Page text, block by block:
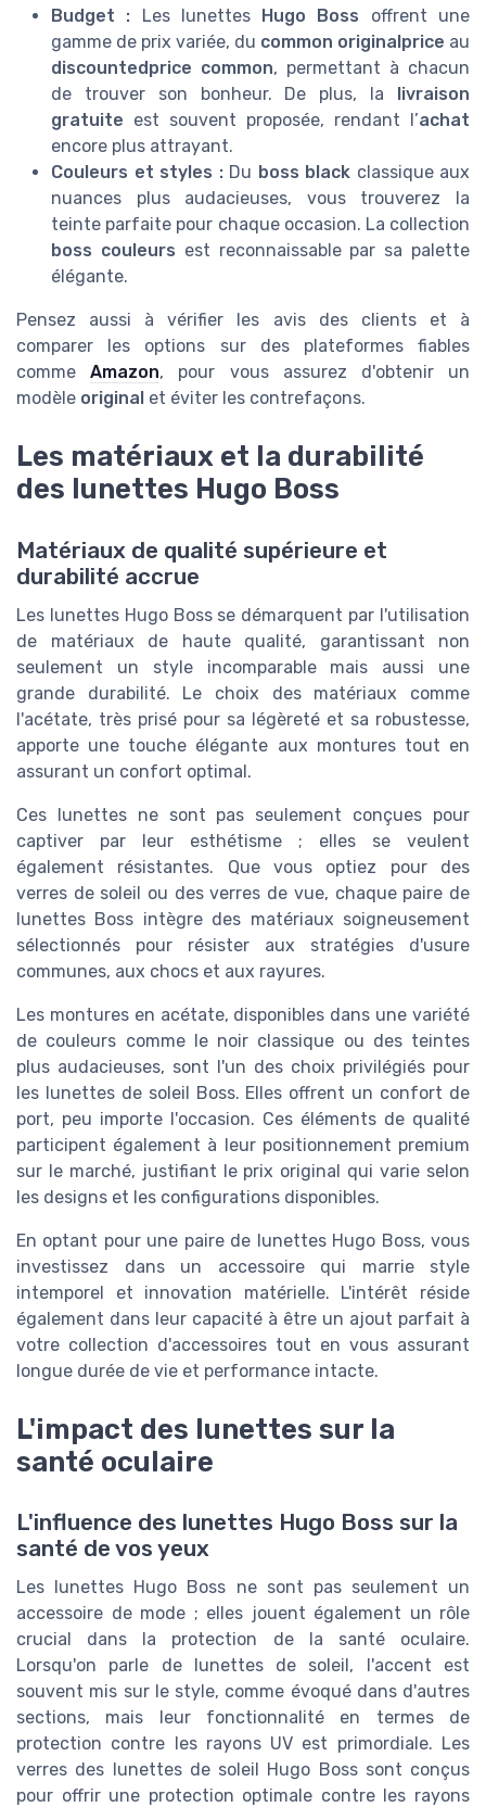
Budget :
Les lunettes Hugo Boss offrent une
gamme de prix variée, du common originalprice au
discountedprice common, permettant à chacun
de trouver son bonheur. De plus, la
livraison
gratuite est souvent proposée, rendant l’achat
encore plus attrayant.
Couleurs et styles : Du boss black classique aux
nuances plus audacieuses, vous trouverez la
teinte parfaite pour chaque occasion. La collection
boss couleurs est reconnaissable par sa palette
élégante.
Pensez aussi à vérifier les avis des clients et à
comparer les options sur des plateformes fiables
commeAmazon, pour vous assurez d'obtenir un
modèle original et éviter les contrefaçons.
Les matériaux et la durabilité
des lunettes Hugo Boss
Matériaux de qualité supérieure et
durabilité accrue
Les lunettes Hugo Boss se démarquent par l'utilisation
de matériaux de haute qualité, garantissant non
seulement un style incomparable mais aussi une
grande durabilité. Le choix des matériaux comme
l'acétate, très prisé pour sa légèreté et sa robustesse,
apporte une touche élégante aux montures tout en
assurant un confort optimal.
Ces lunettes ne sont pas seulement conçues pour
captiver par leur esthétisme ; elles se veulent
également résistantes. Que vous optiez pour des
verres de soleil ou des verres de vue, chaque paire de
lunettes Boss intègre des matériaux soigneusement
sélectionnés pour résister aux stratégies d'usure
communes, aux chocs et aux rayures.
Les montures en acétate, disponibles dans une variété
de couleurs comme le noir classique ou des teintes
plus audacieuses, sont l'un des choix privilégiés pour
les lunettes de soleil Boss. Elles offrent un confort de
port, peu importe l'occasion. Ces éléments de qualité
participent également à leur positionnement premium
sur le marché, justifiant le prix original qui varie selon
les designs et les configurations disponibles.
En optant pour une paire de lunettes Hugo Boss, vous
investissez dans un accessoire qui marrie style
intemporel et innovation matérielle. L'intérêt réside
également dans leur capacité à être un ajout parfait à
votre collection d'accessoires tout en vous assurant
longue durée de vie et performance intacte.
L'impact des lunettes sur la
santé oculaire
L'influence des lunettes Hugo Boss sur la
santé de vos yeux
Les lunettes Hugo Boss ne sont pas seulement un
accessoire de mode ; elles jouent également un rôle
crucial dans la protection de la santé oculaire.
Lorsqu'on parle de lunettes de soleil, l'accent est
souvent mis sur le style, comme évoqué dans d'autres
sections, mais leur fonctionnalité en termes de
protection contre les rayons UV est primordiale. Les
verres des lunettes de soleil Hugo Boss sont conçus
pour offrir une protection optimale contre les rayons